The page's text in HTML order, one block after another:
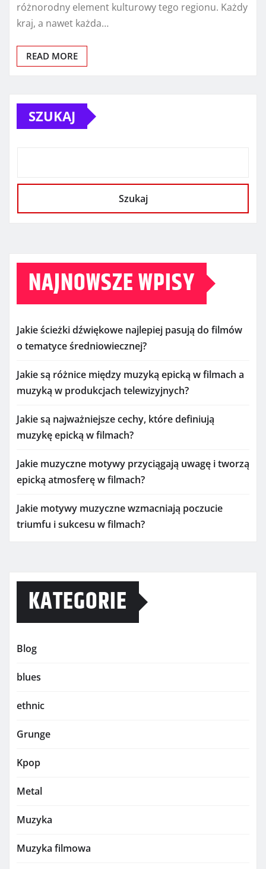
różnorodny element kulturowy tego regionu. Każdy
kraj, a nawet każda…
READ MORE
SZUKAJ
Szukaj
NAJNOWSZE WPISY
Jakie ścieżki dźwiękowe najlepiej pasują do filmów
o tematyce średniowiecznej?
Jakie są różnice między muzyką epicką w filmach a
muzyką w produkcjach telewizyjnych?
Jakie są najważniejsze cechy, które definiują
muzykę epicką w filmach?
Jakie muzyczne motywy przyciągają uwagę i tworzą
epicką atmosferę w filmach?
Jakie motywy muzyczne wzmacniają poczucie
triumfu i sukcesu w filmach?
KATEGORIE
Blog
blues
ethnic
Grunge
Kpop
Metal
Muzyka
Muzyka filmowa